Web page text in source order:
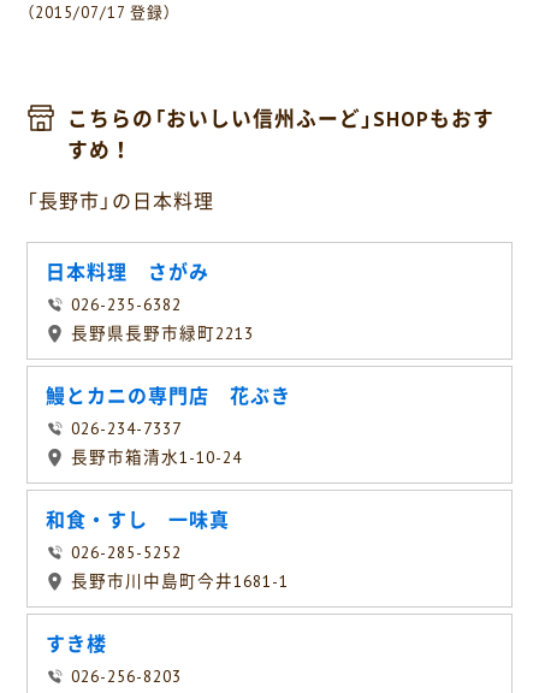
（2015/07/17 登録）
こちらの「おいしい信州ふーど」SHOPもおす
すめ！
「長野市」の日本料理
日本料理 さがみ
026-235-6382
長野県長野市緑町2213
鰻とカニの専門店 花ぶき
026-234-7337
長野市箱清水1-10-24
和食・すし 一味真
026-285-5252
長野市川中島町今井1681-1
すき楼
026-256-8203